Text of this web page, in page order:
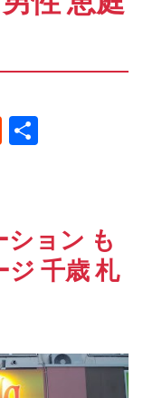
Reddit
ョン も
千歳 札